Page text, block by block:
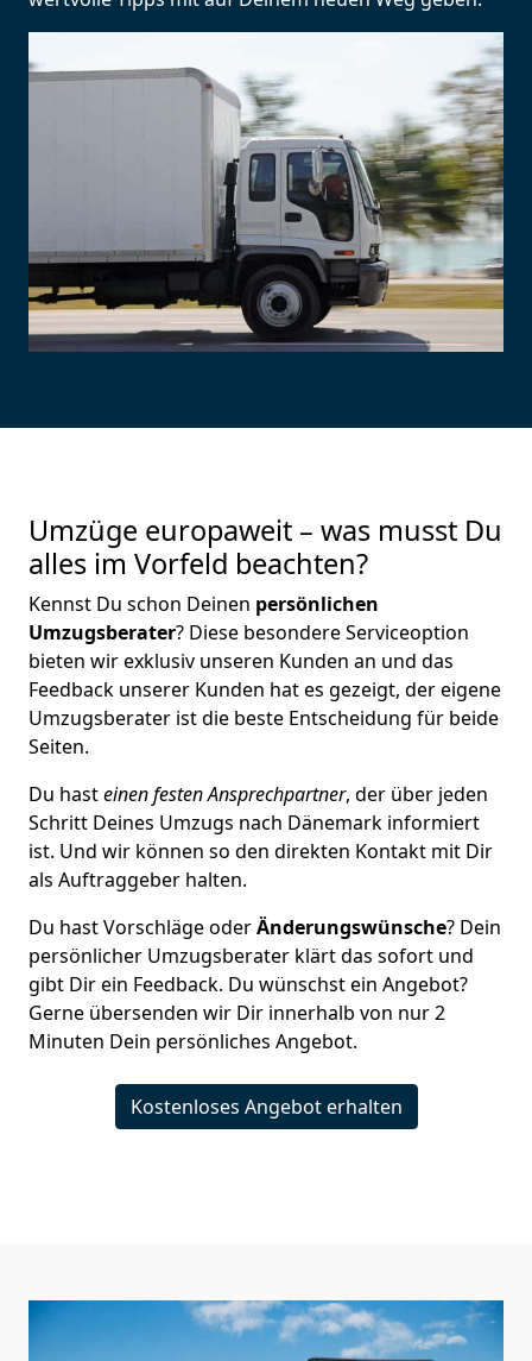
Umzüge europaweit – was musst Du
alles im Vorfeld beachten?
Kennst Du schon Deinen persönlichen
Umzugsberater? Diese besondere Serviceoption
bieten wir exklusiv unseren Kunden an und das
Feedback unserer Kunden hat es gezeigt, der eigene
Umzugsberater ist die beste Entscheidung für beide
Seiten.
Du hasteinen festen Ansprechpartner, der über jeden
Schritt Deines Umzugs nach Dänemark informiert
ist. Und wir können so den direkten Kontakt mit Dir
als Auftraggeber halten.
Du hast Vorschläge oderÄnderungswünsche? Dein
persönlicher Umzugsberater klärt das sofort und
gibt Dir ein Feedback. Du wünschst ein Angebot?
Gerne übersenden wir Dir innerhalb von nur2
Minuten Dein persönliches Angebot.
Kostenloses Angebot erhalten